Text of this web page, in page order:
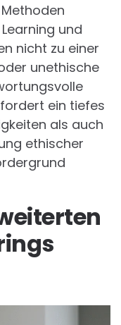
und
nicht zu einer
unethische
ein tiefes
als auch
ethischer